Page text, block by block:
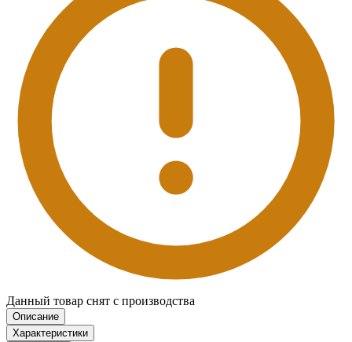
Данный товар снят с производства
Описание
Характеристики